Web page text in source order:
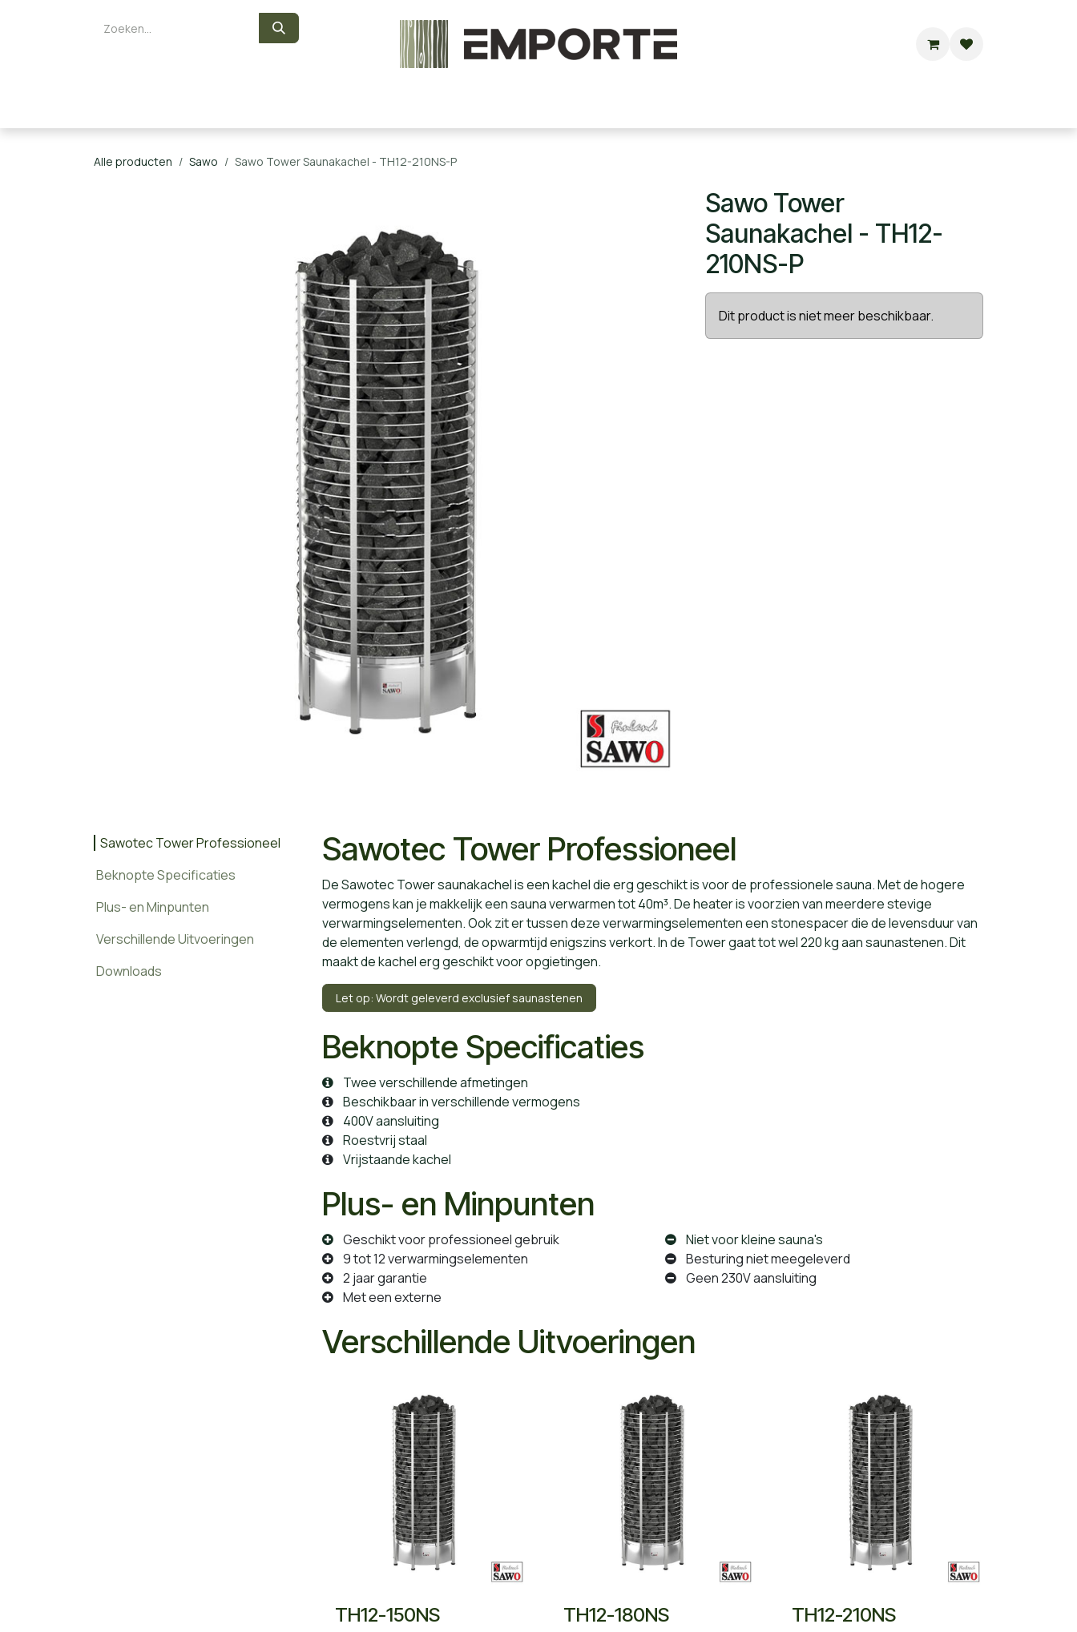
Alle producten Sawo Sawo Tower Saunakachel - TH12-210NS-P
Sawo Tower
Saunakachel - TH12-
210NS-P
Dit product is niet meer beschikbaar.
Sawotec Tower Professioneel
Beknopte Specificaties
Plus- en Minpunten
Verschillende Uitvoeringen
Downloads
Sawotec Tower Professioneel
De Sawotec Tower saunakachel is een kachel die erg geschikt is voor de professionele sauna. Met de hogere
vermogens kan je makkelijk een sauna verwarmen tot 40m³. De heater is voorzien van meerdere stevige
verwarmingselementen. Ook zit er tussen deze verwarmingselementen een stonespacer die de levensduur van
de elementen verlengd, de opwarmtijd enigszins verkort. In de Tower gaat tot wel 220 kg aan saunastenen. Dit
maakt de kachel erg geschikt voor opgietingen.
Let op: Wordt geleverd exclusief saunastenen
Beknopte Specificaties
Twee verschillende afmetingen
Beschikbaar in verschillende vermogens
400V aansluiting
Roestvrij staal
Vrijstaande kachel
Plus- en Minpunten
Geschikt voor professioneel gebruik
9 tot 12 verwarmingselementen
2 jaar garantie
Met een externe
Niet voor kleine sauna's
Besturing niet meegeleverd
Geen 230V aansluiting
Verschillende Uitvoeringen
TH12-150NS TH12-180NS TH12-210NS